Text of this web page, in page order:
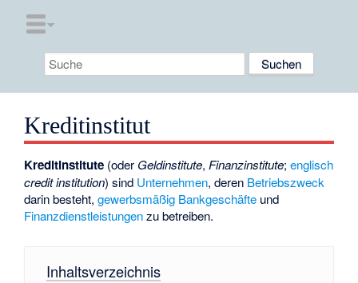
Kreditinstitut
Kreditinstitute (oder Geldinstitute,Finanzinstitute;englisch
credit institution) sind Unternehmen, deren Betriebszweck
darin besteht,gewerbsmäßig Bankgeschäfte und
Finanzdienstleistungenzu betreiben.
Inhaltsverzeichnis